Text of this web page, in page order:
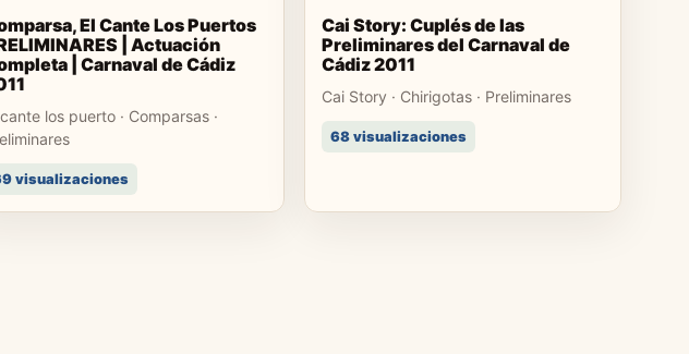
El Cante Los Puertos
| Actuación
| Carnaval de Cádiz
los puerto · Comparsas ·
visualizaciones
Cai Story: Cuplés de las
Preliminares del Carnaval de
Cádiz 2011
Cai Story · Chirigotas · Preliminares
68 visualizaciones